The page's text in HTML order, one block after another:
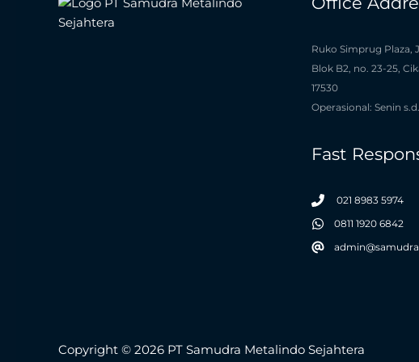
Ruko Simprug Plaza,
Blok B2, no. 23-25,
17530
Operasional: Senin
Fast
021 8983 5974
0811 1920 6842
Copyright © 2026 PT Samudra Metalindo Sejahtera